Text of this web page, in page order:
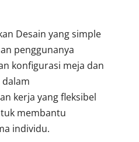
Desain yang simple
penggunanya
konfigurasi meja dan
kerja yang fleksibel
membantu
individu.